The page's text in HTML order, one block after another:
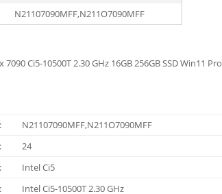
N21107090MFF,N211O7090MFF
Ci5-10500T 2.30 GHz 16GB 256GB SSD Win11 Pro
:
N21107090MFF,N211O7090MFF
:
24
:
Intel Ci5
: Intel Ci5-10500T 2.30 GHz